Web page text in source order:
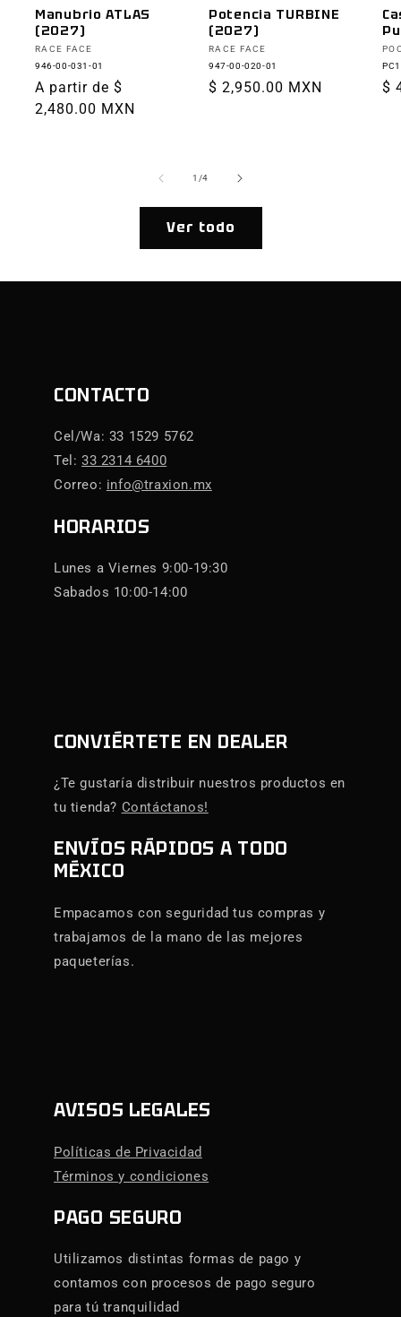
Manubrio ATLAS
(2027)
Proveedor:
RACE FACE
946-00-031-01
Precio
habitual
A partir de $
2,480.00 MXN
Potencia TURBINE
(2027)
Proveedor:
RACE FACE
947-00-020-01
Precio
$ 2,950.00 MXN $
1 /de
4
Ver todo
CONTACTO
Cel/Wa: 33 1529 5762
Tel:33 2314 6400
Correo: info@traxion.mx
HORARIOS
Lunes a Viernes 9:00-19:30
Sabados 10:00-14:00
CONVIÉRTETE EN DEALER
¿Te gustaría distribuir nuestros productos en
tu tienda? Contáctanos!
ENVÍOS RÁPIDOS A TODO
MÉXICO
Empacamos con seguridad tus compras y
trabajamos de la mano de las mejores
paqueterías.
AVISOS LEGALES
Políticas de Privacidad
Términos y condiciones
PAGO SEGURO
Utilizamos distintas formas de pago y
contamos con procesos de pago seguro
para tú tranquilidad